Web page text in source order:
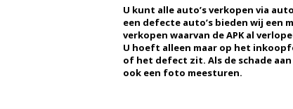
U kunt alle auto’s verkopen via
een defecte auto’s bieden wij een
verkopen waarvan de APK al
U hoeft alleen maar op het
of het defect zit. Als de schade
ook een foto meesturen.